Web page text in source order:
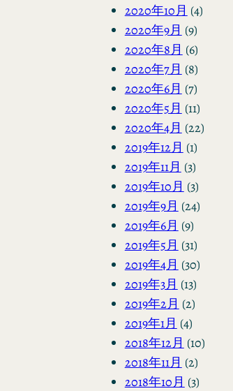
2020年10月 (4)
2020年9月 (9)
2020年8月 (6)
2020年7月 (8)
2020年6月 (7)
2020年5月 (11)
2020年4月 (22)
2019年12月 (1)
2019年11月 (3)
2019年10月 (3)
2019年9月 (24)
2019年6月 (9)
2019年5月 (31)
2019年4月 (30)
2019年3月 (13)
2019年2月 (2)
2019年1月 (4)
2018年12月 (10)
2018年11月 (2)
2018年10月 (3)